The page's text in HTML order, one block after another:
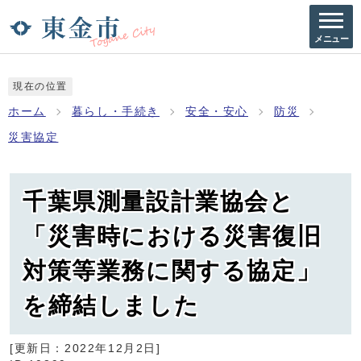
メニュー
現在の位置
ホーム 暮らし・手続き 安全・安心 防災
災害協定
千葉県測量設計業協会と
「災害時における災害復旧
対策等業務に関する協定」
を締結しました
[更新日： 2022年12月2日 ]